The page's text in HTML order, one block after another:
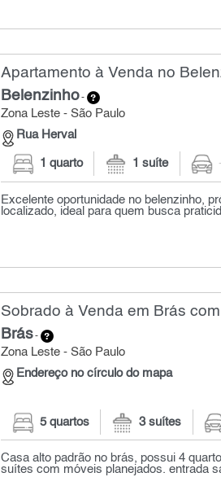
Apartamento à Venda no
Belenzinho-
Zona Leste - São Paulo
Rua Herval
1 quarto 1 suíte
Excelente oportunidade no belenzinho,
localizado, ideal para quem busca
Sobrado à Venda em Brás
Brás-
Zona Leste - São Paulo
Endereço no círculo do mapa
5 quartos 3 suítes
Casa alto padrão no brás, possui 4
suítes com móveis planejados. entrada